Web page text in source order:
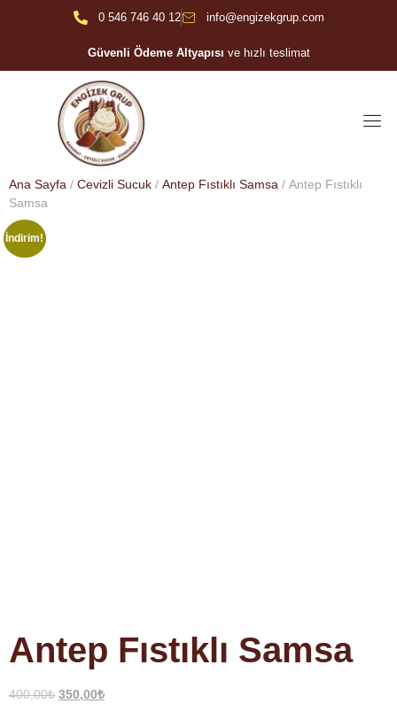
0 546 746 40 12 info@engizekgrup.com
Güvenli Ödeme Altyapısı ve hızlı teslimat
Ana Sayfa / Cevizli Sucuk / Antep Fıstıklı Samsa / Antep Fıstıklı
Samsa
İndirim!
Antep Fıstıklı Samsa
400,00₺ 350,00₺